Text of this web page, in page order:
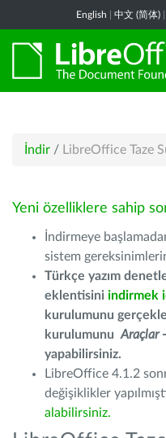
English 中文 (简体)
İndir / LibreOffice Taze
Yeni özelliklere sahip
İndirmeye
sistem
Türkçe yazım
eklentisini indirmek
kurulumunu
kurulumunu Araçlar
yapabilirsiniz.
LibreOffice 4.1.2
değişiklikler
alabilirsiniz.